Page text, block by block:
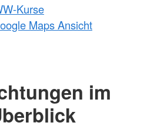
Kurse
Maps Ansicht
im